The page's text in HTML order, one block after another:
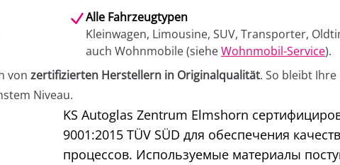
Alle Fahrzeugtypen
Kleinwagen, Limousine, SUV, Transporter,
auch Wohnmobile (sieheWohnmobil-Service).
von zertifizierten Herstellern in Originalqualität. So bleibt Ihre
Niveau.
KS Autoglas Zentrum Elmshorn
9001:2015 TÜV SÜD для обеспечения
процессов. Используемые материалы